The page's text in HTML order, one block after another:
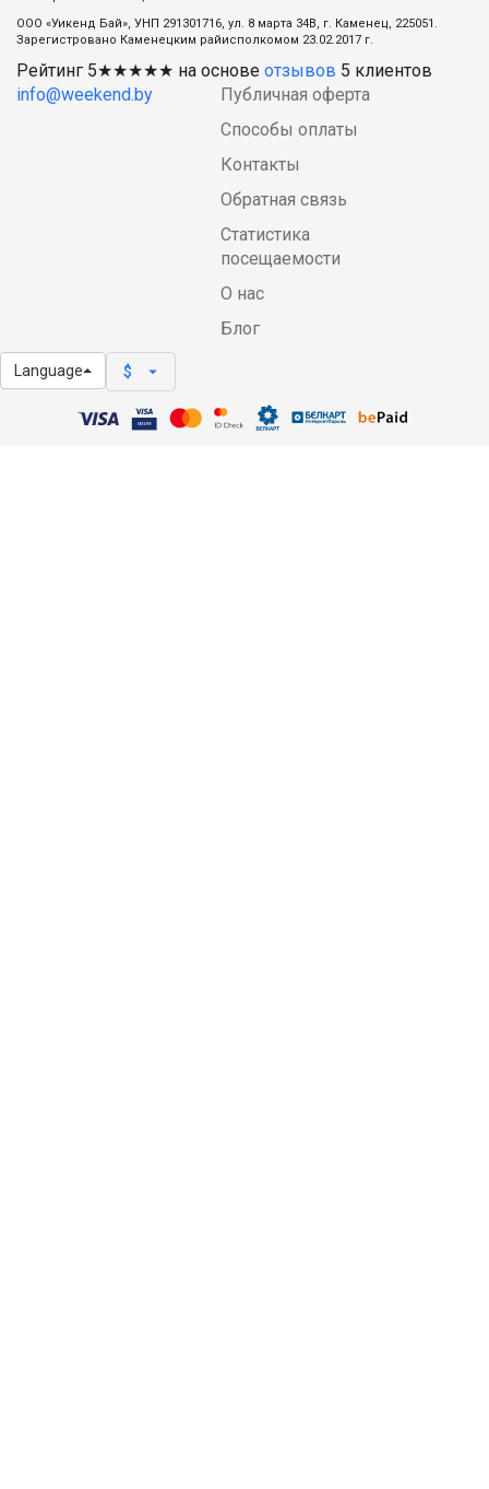
ООО «Уикенд Бай», УНП 291301716, ул. 8 марта 34В, г. Каменец, 225051.
Зарегистровано Каменецким райисполкомом 23.02.2017 г.
Рейтинг 5★★★★★ на основе отзывов 5 клиентов
info@weekend.by
Публичная оферта
Способы оплаты
Контакты
Обратная связь
Статистика
посещаемости
О нас
Блог
Language $ arrow_drop_down